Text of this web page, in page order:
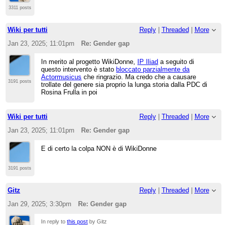
affatto Camelia), inoltre anche qui eccessiva
presenza del proponente
-bruttissimo commentoe nemmeno questo
- la prima PDC della lunga storia, dove quali
fossero gli attacchi è già stato abbondantemente
detto sul blog di Wikipedate. Del tipo "malinteso
femminismo " ma anche altrecitate qui
Ci ho messo tantissimo per scrivere questo
anni solamente per poter confermare che
3311 posts
Wiki per tutti Reply| Threaded
More
Jan 23, 2025; 11:01pm
Re: Gender gap
3191 posts
In merito al progetto WikiDonne, IP Iliad a seguito di
questo intervento è stato bloccato parzialmente da
Actormusicus che ringrazio. Ma credo che a causare
trollate del genere sia proprio la lunga storia dalla PDC di
Rosina Frulla in poi
Wiki per tutti Reply| Threaded
More
Jan 23, 2025; 11:01pm
Re: Gender gap
3191 posts
E di certo la colpa NON è di WikiDonne
Gitz Reply| Threaded
More
Jan 29, 2025; 3:30pm
Re: Gender gap
In reply tothis post by Gitz